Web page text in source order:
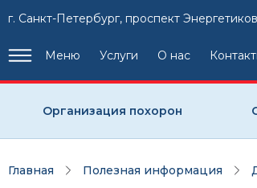
г. Санкт-Петербург, проспект
Меню Услуги О нас
Организация похорон
Главная Полезная информация